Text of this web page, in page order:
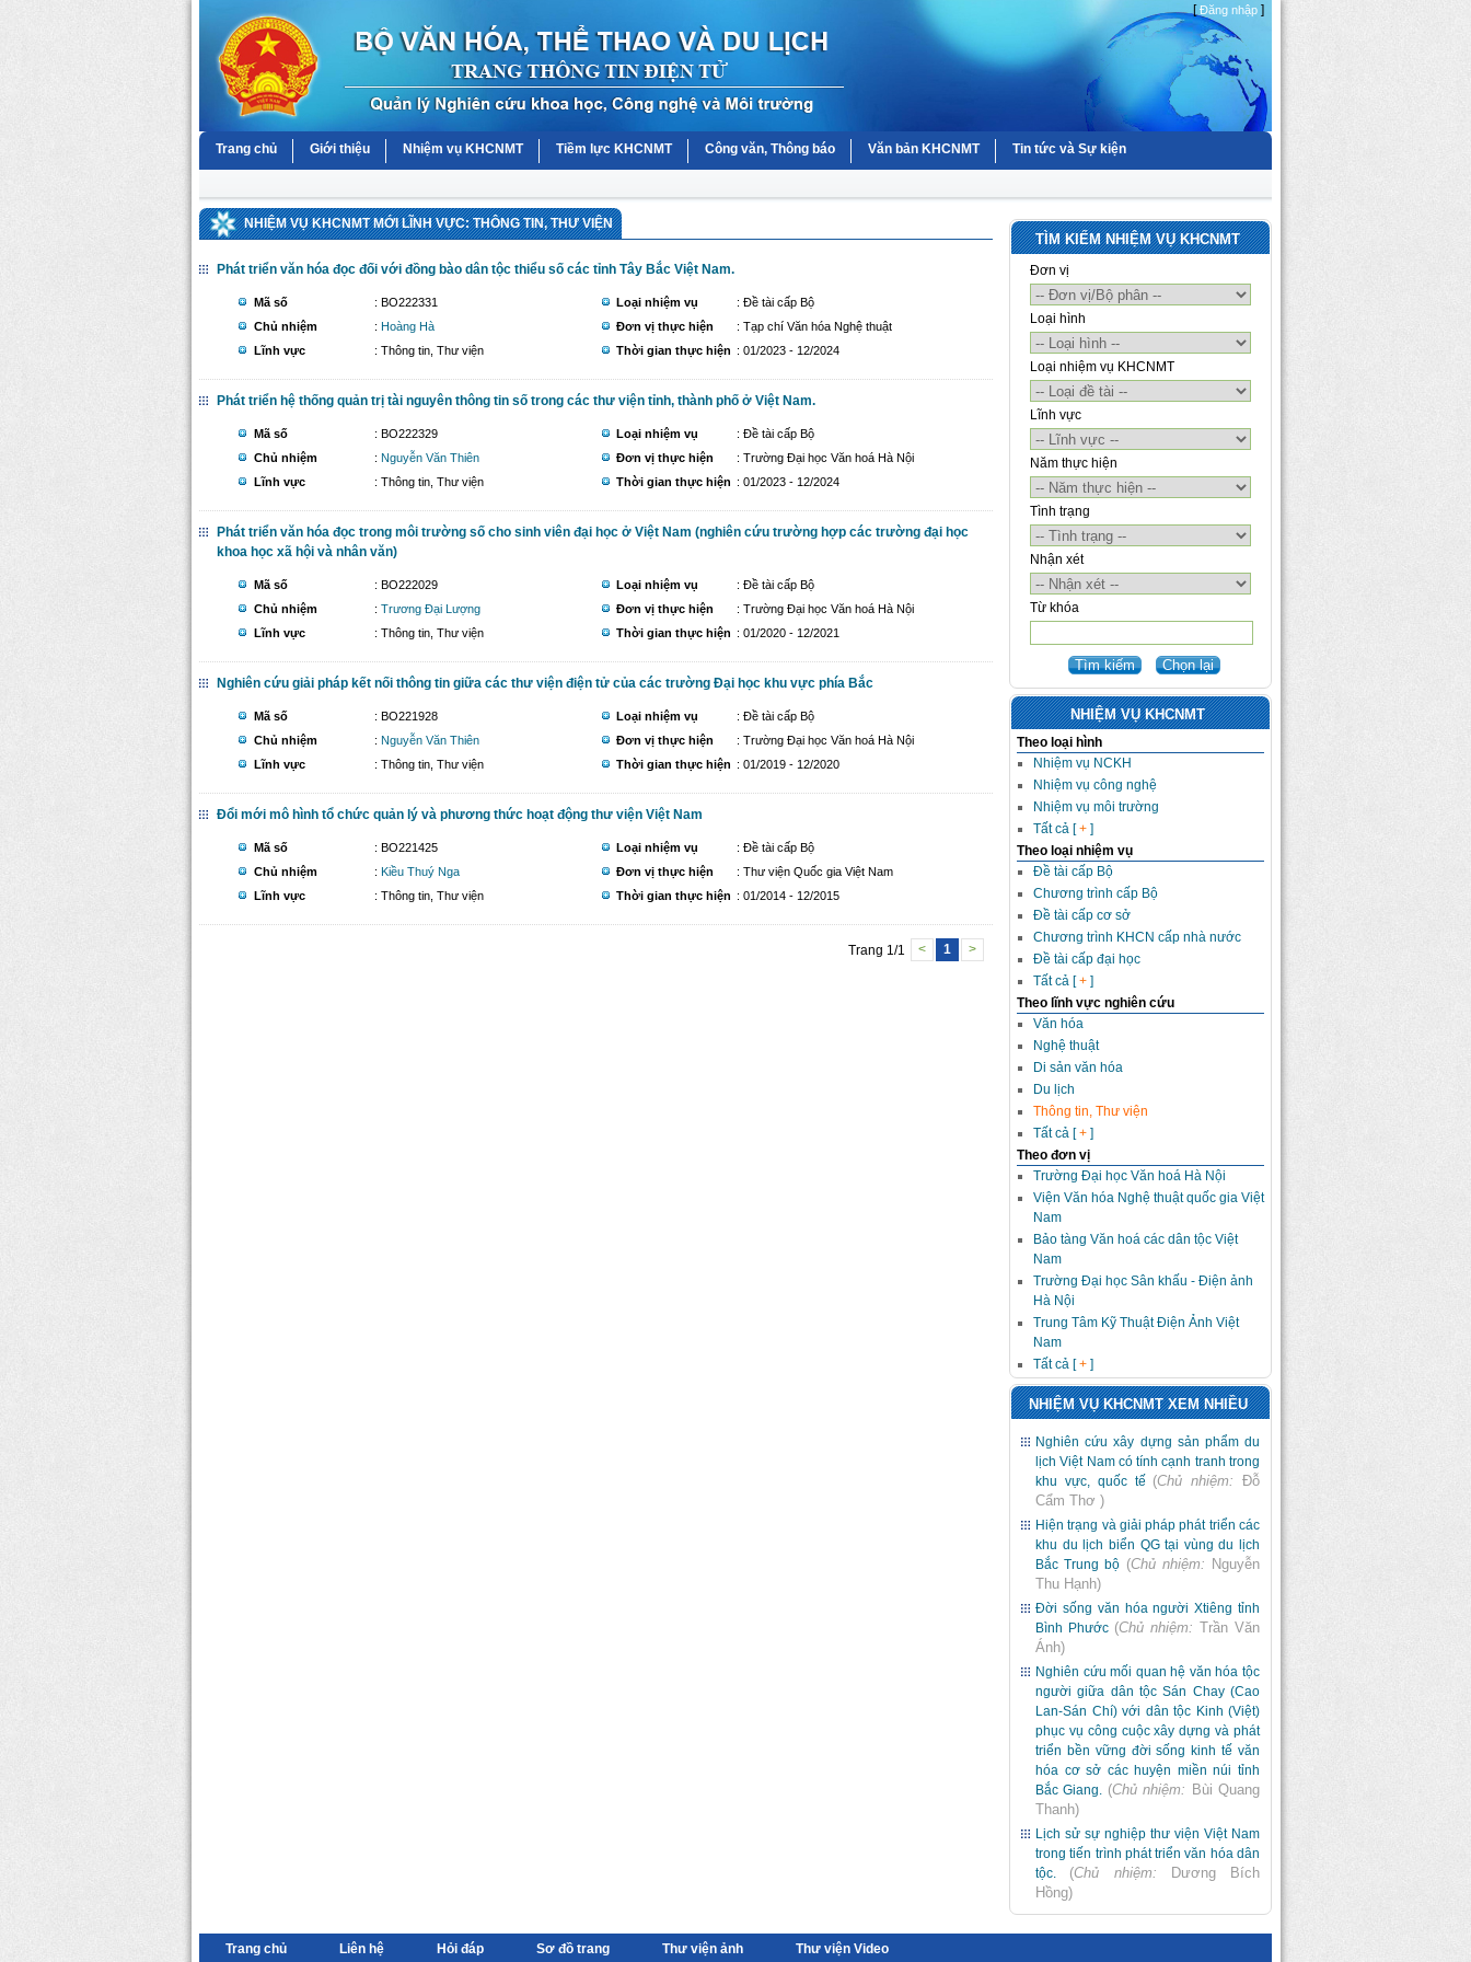
[Đăng nhập ]
Trang chủ Giới thiệu Nhiệm vụ KHCNMT Tiềm lực KHCNMT Công văn, Thông báo Văn bản KHCNMT Tin tức và Sự kiện
NHIỆM VỤ KHCNMT MỚI LĨNH VỰC: THÔNG TIN, THƯ VIỆN
Phát triển văn hóa đọc đối với đồng bào dân tộc thiểu số các tỉnh Tây Bắc Việt Nam.
Mã số
: BO222331
Chủ nhiệm
: Hoàng Hà
Lĩnh vực
: Thông tin, Thư viện
Loại nhiệm vụ
: Đề tài cấp Bộ
Đơn vị thực hiện
: Tạp chí Văn hóa Nghệ thuật
Thời gian thực hiện : 01/2023 - 12/2024
Phát triển hệ thống quản trị tài nguyên thông tin số trong các thư viện tỉnh, thành phố ở Việt Nam.
Mã số
: BO222329
Chủ nhiệm
: Nguyễn Văn Thiên
Lĩnh vực
: Thông tin, Thư viện
Loại nhiệm vụ
: Đề tài cấp Bộ
Đơn vị thực hiện
: Trường Đại học Văn hoá Hà Nội
Thời gian thực hiện : 01/2023 - 12/2024
Phát triển văn hóa đọc trong môi trường số cho sinh viên đại học ở Việt Nam (nghiên cứu trường hợp các trường đại học
khoa học xã hội và nhân văn)
Mã số
: BO222029
Chủ nhiệm
: Trương Đại Lượng
Lĩnh vực
: Thông tin, Thư viện
Loại nhiệm vụ
: Đề tài cấp Bộ
Đơn vị thực hiện
: Trường Đại học Văn hoá Hà Nội
Thời gian thực hiện : 01/2020 - 12/2021
Nghiên cứu giải pháp kết nối thông tin giữa các thư viện điện tử của các trường Đại học khu vực phía Bắc
Mã số
: BO221928
Chủ nhiệm
: Nguyễn Văn Thiên
Lĩnh vực
: Thông tin, Thư viện
Loại nhiệm vụ
: Đề tài cấp Bộ
Đơn vị thực hiện
: Trường Đại học Văn hoá Hà Nội
Thời gian thực hiện : 01/2019 - 12/2020
Đổi mới mô hình tổ chức quản lý và phương thức hoạt động thư viện Việt Nam
Mã số
: BO221425
Chủ nhiệm
: Kiều Thuý Nga
Lĩnh vực
: Thông tin, Thư viện
Loại nhiệm vụ
: Đề tài cấp Bộ
Đơn vị thực hiện
: Thư viện Quốc gia Việt Nam
Thời gian thực hiện : 01/2014 - 12/2015
Trang 1/1 < 1 >
TÌM KIẾM NHIỆM VỤ KHCNMT
Đơn vị
Loại hình
Loại nhiệm vụ KHCNMT
Lĩnh vực
Năm thực hiện
Tình trạng
Nhận xét
Từ khóa
NHIỆM VỤ KHCNMT
Theo loại hình
Nhiệm vụ NCKH
Nhiệm vụ công nghệ
Nhiệm vụ môi trường
Tất cả [+ ]
Theo loại nhiệm vụ
Đề tài cấp Bộ
Chương trình cấp Bộ
Đề tài cấp cơ sở
Chương trình KHCN cấp nhà nước
Đề tài cấp đại học
Tất cả [+ ]
Theo lĩnh vực nghiên cứu
Văn hóa
Nghệ thuật
Di sản văn hóa
Du lịch
Thông tin, Thư viện
Tất cả [+ ]
Theo đơn vị
Trường Đại học Văn hoá Hà Nội
Viện Văn hóa Nghệ thuật quốc gia Việt
Nam
Bảo tàng Văn hoá các dân tộc Việt
Nam
Trường Đại học Sân khấu - Điện ảnh
Hà Nội
Trung Tâm Kỹ Thuật Điện Ảnh Việt
Nam
Tất cả [+ ]
NHIỆM VỤ KHCNMT XEM NHIỀU
Nghiên cứu xây dựng sản phẩm du
lịch Việt Nam có tính cạnh tranh trong
khu vực, quốc tế (Chủ nhiệm:
Đỗ
Cẩm Thơ )
Hiện trạng và giải pháp phát triển các
khu du lịch biển QG tại vùng du lịch
Bắc Trung bộ (Chủ nhiệm: Nguyễn
Thu Hạnh)
Đời sống văn hóa người Xtiêng tỉnh
Bình Phước (Chủ nhiệm: Trần Văn
Ánh)
Nghiên cứu mối quan hệ văn hóa tộc
người giữa dân tộc Sán Chay (Cao
Lan-Sán Chí) với dân tộc Kinh (Việt)
phục vụ công cuộc xây dựng và phát
triển bền vững đời sống kinh tế văn
hóa cơ sở các huyện miền núi tỉnh
Bắc Giang. (Chủ nhiệm: Bùi Quang
Thanh)
Lịch sử sự nghiệp thư viện Việt Nam
trong tiến trình phát triển văn hóa dân
tộc.
(Chủ nhiệm:
Dương Bích
Hồng)
Trang chủ Liên hệ Hỏi đáp Sơ đồ trang Thư viện ảnh Thư viện Video